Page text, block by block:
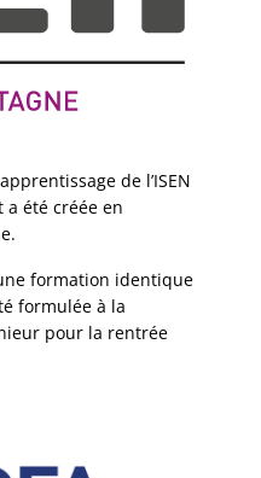
de l’ISEN
a été créée en
formation identique
formulée à la
pour la rentrée